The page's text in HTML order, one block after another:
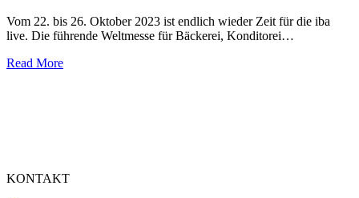
Vom 22. bis 26. Oktober 2023 ist endlich wieder Zeit für die iba
live. Die führende Weltmesse für Bäckerei, Konditorei…
Read More
KONTAKT